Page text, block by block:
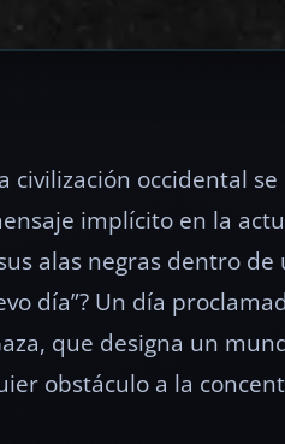
occidental
implícito en la
alas negras dentro de
día”? Un día
que designa un
obstáculo a la